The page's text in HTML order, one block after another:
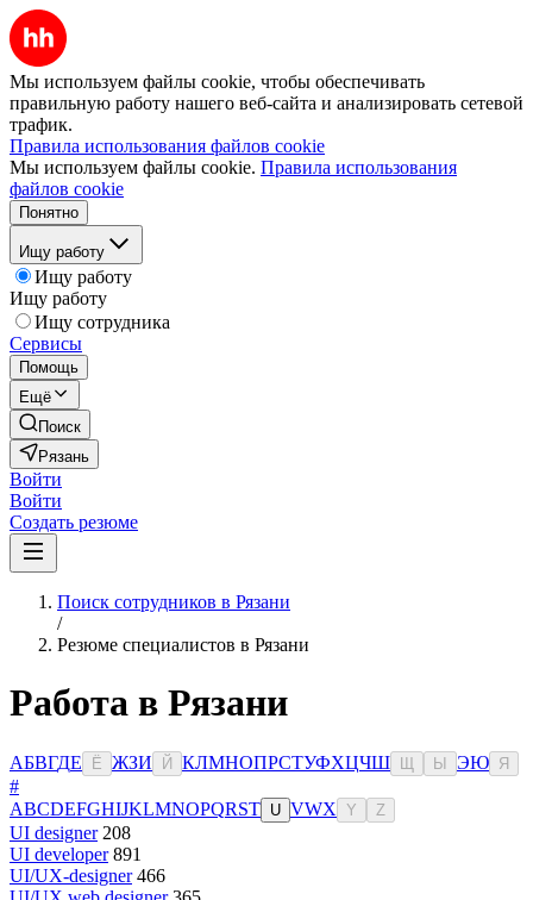
Мы используем файлы cookie, чтобы обеспечивать
правильную работу нашего веб-сайта и анализировать сетевой
трафик.
Правила использования файлов cookie
Мы используем файлы cookie. Правила использования
файлов cookie
Понятно
Ищу работу
Ищу работу
Ищу работу
Ищу сотрудника
Сервисы
Помощь
Ещё
Поиск
Рязань
Войти
Войти
Создать резюме
Поиск сотрудников в Рязани
/
Резюме специалистов в Рязани
Работа в Рязани
АБВГДЕ Ё ЖЗИ Й КЛМНОПРСТУФХЦЧШ Ы ЭЮ Я
#
ABCDEFGHIJKLMNOPQRST U VWX Y Z
UI designer 208
UI developer 891
UI/UX-designer 466